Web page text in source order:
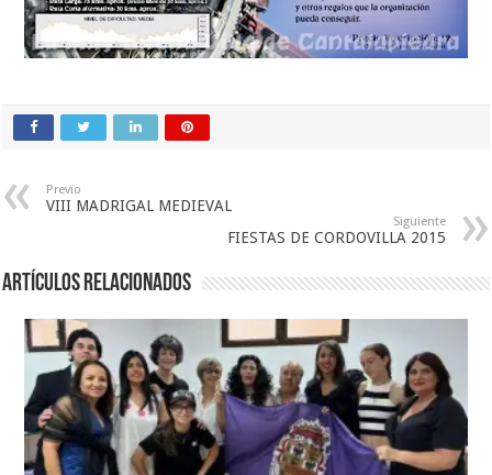
Previo
VIII MADRIGAL MEDIEVAL
Siguiente
FIESTAS DE CORDOVILLA 2015
Artículos relacionados